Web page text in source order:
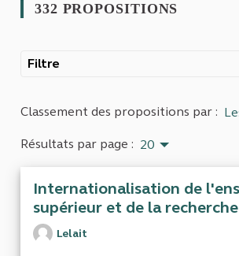
332 PROPOSITIONS
Filtre
Classement des propositions par :
Résultats par page : 20
Internationalisation de
supérieur et de la recherche
Lelait